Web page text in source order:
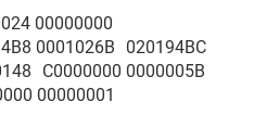
00000000
0001026B 020194BC
C0000000 0000005B
00000001